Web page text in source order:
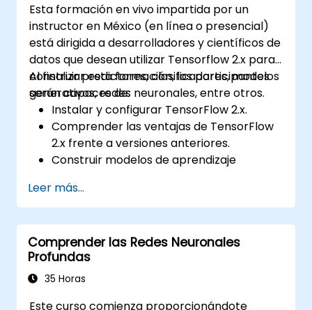
Esta formación en vivo impartida por un
instructor en México (en línea o presencial)
está dirigida a desarrolladores y científicos de
datos que desean utilizar Tensorflow 2.x para
construir predictores, clasificadores, modelos
generativos, redes neuronales, entre otros.
Al finalizar esta formación, los participantes
serán capaces de:
Instalar y configurar TensorFlow 2.x.
Comprender las ventajas de TensorFlow
2.x frente a versiones anteriores.
Construir modelos de aprendizaje
Implementar un clasificador de imágenes
avanzado.
Desplegar un modelo de aprendizaje
profundo en la nube, dispositivos móviles
y dispositivos IoT.
Leer más...
Comprender las Redes Neuronales
Profundas
35 Horas
Este curso comienza proporcionándote